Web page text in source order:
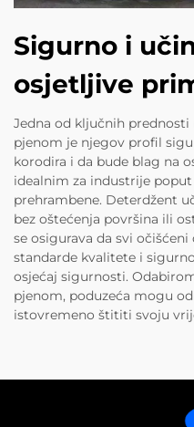
Sigurno i
osjetljive
Jedna od ključnih
pjenom je njegov profil
korodira i da bude blag na
idealnim za industrije
prehrambene. Deterdžent
bez oštećenja površina ili
se osigurava da svi
standarde kvalitete i
osjećaj sigurnosti.
pjenom, poduzeća mogu
istovremeno štititi svoju